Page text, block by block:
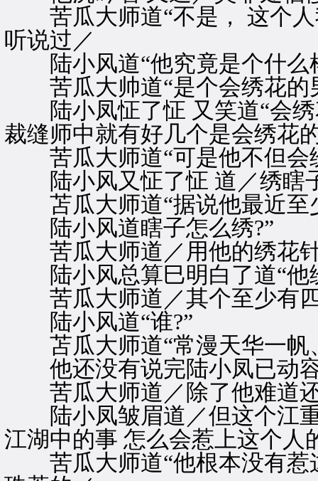
苦瓜大师道“不是， 这个人
听说过／
陆小风道“他究竟是个什么
苦瓜大帅道“是个会绣花的
陆小凤怔了怔 又笑道“会绣
裁缝师中就有好几个是会绣花
苦瓜大师道“可是他不但会
陆小风又怔了怔 道／绣瞎
苫瓜大师道“据说他最近至
陆小风道瞎子怎么绣?”
苦瓜大师道／用他的绣花针
陆小风总算巳明白了道“他
苦瓜大师道／其个至少有四
陆小风道“谁?”
苫瓜大师道“常漫天华一帆
他还没有说完陆小凤已动容
苦瓜大师道／除了他难道还
陆小凤皱眉道／但这个江重
江湖中的事 怎么会惹上这个人
苦瓜大师道“他根本没有惹